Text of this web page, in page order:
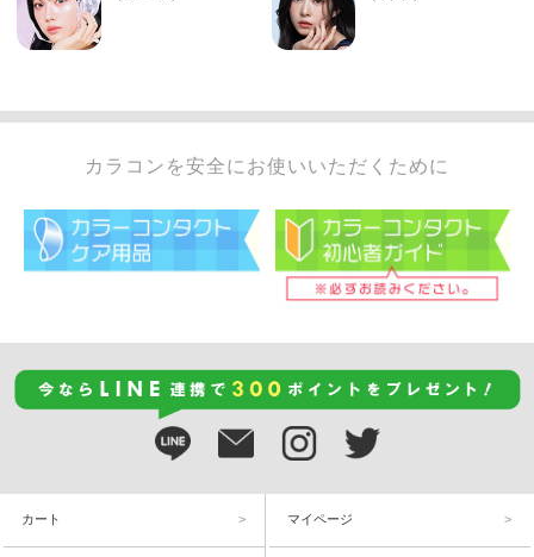
カラコンを安全にお使いいただくために
カート マイページ